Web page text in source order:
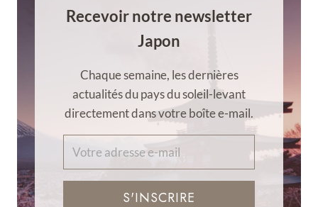
Recevoir notre newsletter
Japon
Chaque semaine, les dernières
actualités du pays du soleil-levant
directement dans votre boîte e-mail.
S'INSCRIRE